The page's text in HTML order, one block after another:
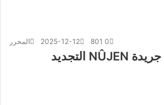
المحرر 2025-12-12 0
801